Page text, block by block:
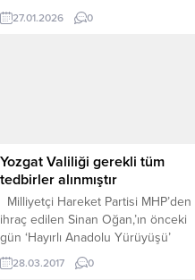
çalışmalar ve yatırımlara ilişkin
önemli açıklamalarda bulundu.
2025 yılında Yozgat Şehir
Stadyumu tamamlanarak...
27.01.2026 0
Yozgat Valiliği gerekli tüm
tedbirler alınmıştır
Milliyetçi Hareket Partisi MHP’den
ihraç edilen Sinan Oğan,’ın önceki
gün ‘Hayırlı Anadolu Yürüyüşü’
programları kapsamında geldiği
Yozgat’ta konuşma yapacağı salon
28.03.2017 0